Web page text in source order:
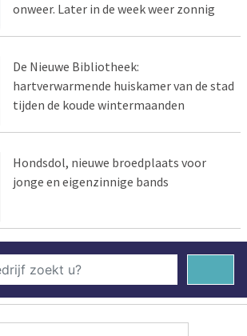
onweer. Later in de week weer zonnig
De Nieuwe Bibliotheek:
hartverwarmende huiskamer van de stad
tijden de koude wintermaanden
Hondsdol, nieuwe broedplaats voor
jonge en eigenzinnige bands